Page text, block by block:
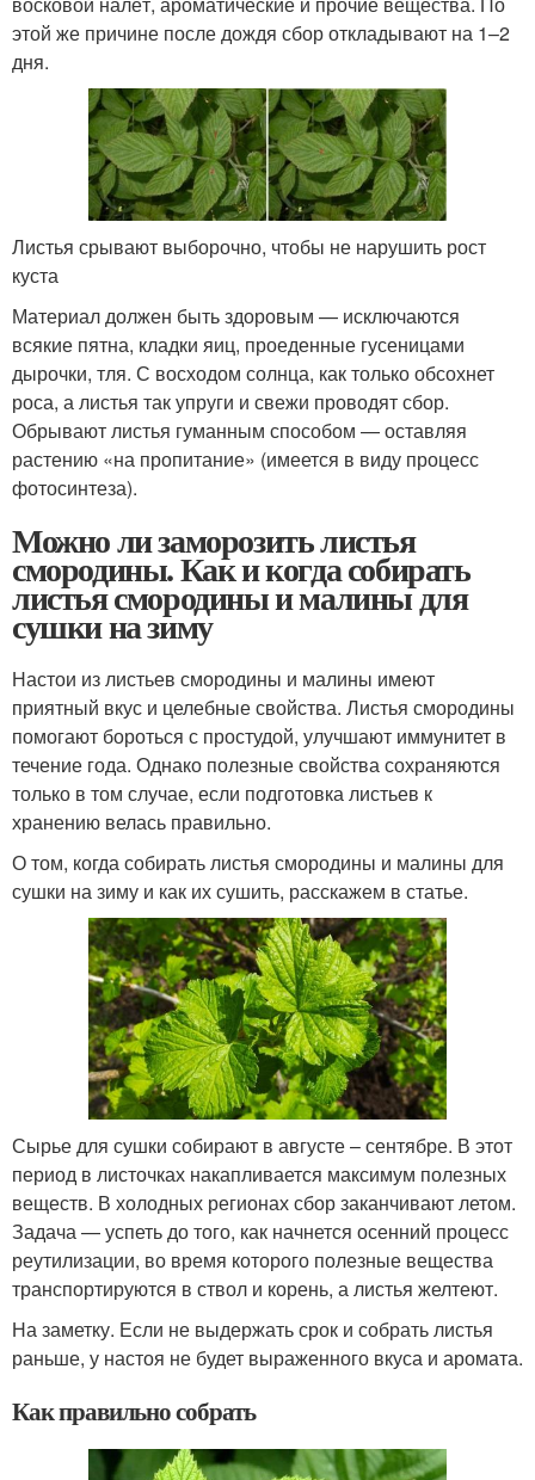
этой же причине после дождя сбор откладывают на 1–2
дня.
Листья срывают выборочно, чтобы не нарушить рост
куста
Материал должен быть здоровым — исключаются
всякие пятна, кладки яиц, проеденные гусеницами
дырочки, тля. С восходом солнца, как только обсохнет
роса, а листья так упруги и свежи проводят сбор.
Обрывают листья гуманным способом — оставляя
растению «на пропитание» (имеется в виду процесс
фотосинтеза).
Можно ли заморозить листья
смородины. Как и когда собирать
листья смородины и малины для
сушки на зиму
Настои из листьев смородины и малины имеют
приятный вкус и целебные свойства. Листья смородины
помогают бороться с простудой, улучшают иммунитет в
течение года. Однако полезные свойства сохраняются
только в том случае, если подготовка листьев к
хранению велась правильно.
О том, когда собирать листья смородины и малины для
сушки на зиму и как их сушить, расскажем в статье.
Сырье для сушки собирают в августе – сентябре. В этот
период в листочках накапливается максимум полезных
веществ. В холодных регионах сбор заканчивают летом.
Задача — успеть до того, как начнется осенний процесс
реутилизации, во время которого полезные вещества
транспортируются в ствол и корень, а листья желтеют.
На заметку. Если не выдержать срок и собрать листья
раньше, у настоя не будет выраженного вкуса и аромата.
Как правильно собрать